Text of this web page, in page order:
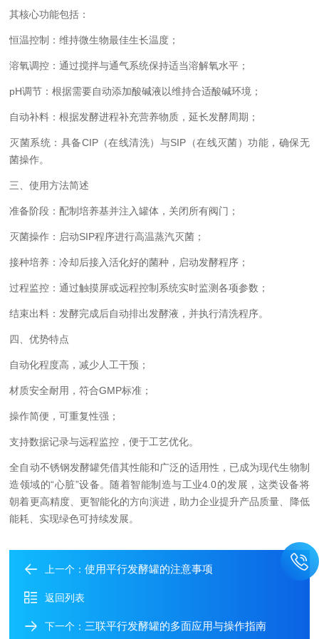
其核心功能包括：
恒温控制：维持微生物最佳生长温度；
溶氧调控：通过搅拌与通气系统保持适当溶解氧水平；
pH调节：根据需要自动添加酸碱液以维持合适酸碱环境；
自动补料：根据发酵进程补充营养物质，延长发酵周期；
灭菌系统：具备CIP（在线清洗）与SIP（在线灭菌）功能，确保无
菌操作。
三、使用方法简述
准备阶段：配制培养基并注入罐体，关闭所有阀门；
灭菌操作：启动SIP程序进行高温蒸汽灭菌；
接种培养：冷却后接入活化好的菌种，启动发酵程序；
过程监控：通过触摸屏或远程控制系统实时监测各项参数；
结束出料：发酵完成后自动排出发酵液，并执行清洗程序。
四、优势特点
自动化程度高，减少人工干预；
材质安全耐用，符合GMP标准；
操作简便，可重复性强；
支持数据记录与远程监控，便于工艺优化。
全自动不锈钢发酵罐凭借其性能和广泛的适用性，已成为现代生物制
造领域的“心脏”设备。随着智能制造与工业4.0的发展，这类设备将
朝着更高精度、更智能化的方向演进，助力企业提升产品质量、降低
能耗、实现绿色可持续发展。
上一个：使用平行发酵罐的注意事项
返回列表
下一个： 三联平行发酵罐的多面应用与操作指南